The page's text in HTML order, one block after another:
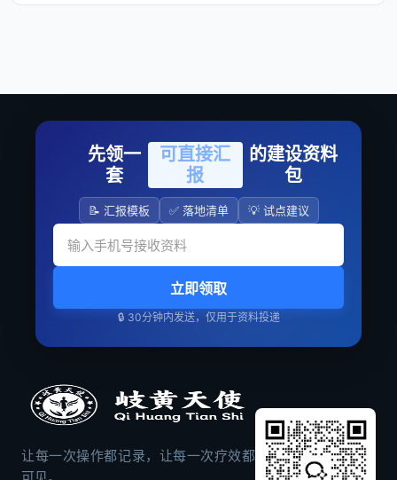
先领一
套
可直接汇
报
的建设资料
包
📝 汇报模板 ✅ 落地清单 💡 试点建议
立即领取
🔒 30分钟内发送，仅用于资料投递
让每一次操作都记录，让每一次疗效都